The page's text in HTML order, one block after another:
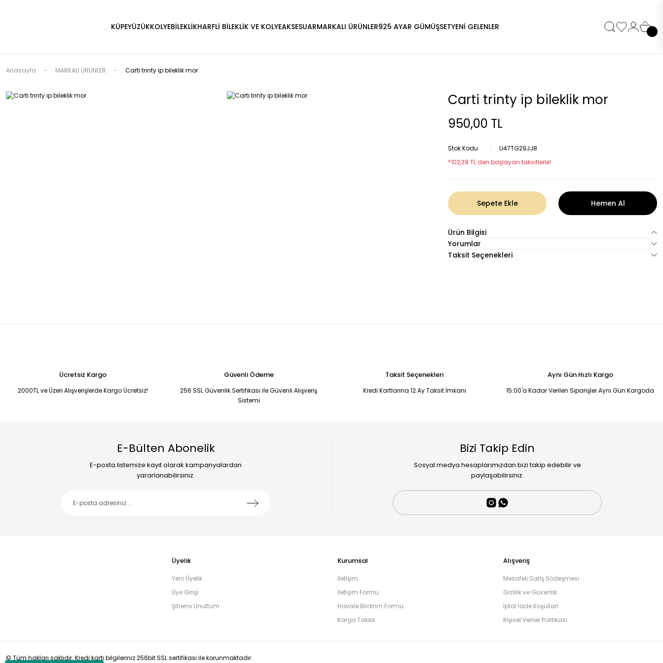
KÜPEYÜZÜKKOLYEBİLEKLİKHARFLİ BİLEKLİK VE KOLYEAKSESUARMARKALI ÜRÜNLER925 AYAR GÜMÜŞSETYENİ GELENLER
Anasayfa MARKALI ÜRÜNLER Carti trinty ip bileklik mor
Carti trinty ip bileklik mor
950,00 TL
Stok Kodu
U47TG29JJ8
*102,39 TL den başlayan taksitlerle!
Sepete Ekle Hemen Al
Ürün Bilgisi
Yorumlar
Taksit Seçenekleri
Ücretsiz Kargo
2000TL ve Üzeri Alışverişlerde Kargo Ücretsiz!
Güvenli Ödeme
256 SSL Güvenlik Sertifikası ile Güvenli Alışveriş
Sistemi
Taksit Seçenekleri
Kredi Kartlarına 12 Ay Taksit İmkanı
Aynı Gün Hızlı Kargo
15:00'a Kadar Verilen Siparişler Aynı Gün Kargoda
E-Bülten Abonelik
E-posta listemize kayıt olarak kampanyalardan
yararlanabilirsiniz.
Bizi Takip Edin
Sosyal medya hesaplarımızdan bizi takip edebilir ve
paylaşabilirsiniz.
Üyelik
Yeni Üyelik
Üye Girişi
Şifremi Unuttum
Kurumsal
İletişim
İletişim Formu
Havale Bildirim Formu
Kargo Takibi
Alışveriş
Mesafeli Satış Sözleşmesi
Gizlilik ve Güvenlik
İptal İade Koşullari
Kişisel Veriler Politikası
© Tüm hakları saklıdır. Kredi kartı bilgileriniz 256bit SSL sertifikası ile korunmaktadır.